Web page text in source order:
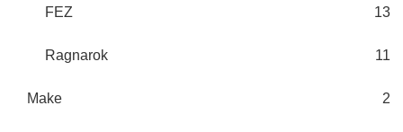
FEZ 13
Ragnarok 11
Make 2